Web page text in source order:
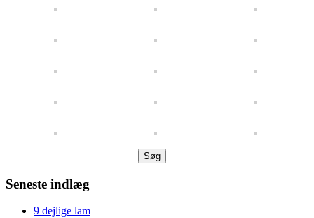
efter:
Seneste indlæg
9 dejlige lam